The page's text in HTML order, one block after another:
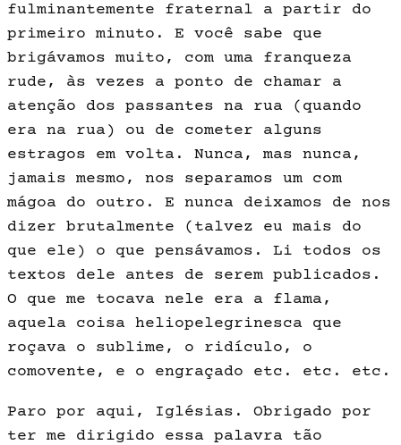
fulminantemente fraternal a partir do
primeiro minuto. E você sabe que
brigávamos muito, com uma franqueza
rude, às vezes a ponto de chamar a
atenção dos passantes na rua (quando
era na rua) ou de cometer alguns
estragos em volta. Nunca, mas nunca,
jamais mesmo, nos separamos um com
mágoa do outro. E nunca deixamos de nos
dizer brutalmente (talvez eu mais do
que ele) o que pensávamos. Li todos os
textos dele antes de serem publicados.
O que me tocava nele era a flama,
aquela coisa heliopelegrinesca que
roçava o sublime, o ridículo, o
comovente, e o engraçado etc. etc. etc.
Paro por aqui, Iglésias. Obrigado por
ter me dirigido essa palavra tão